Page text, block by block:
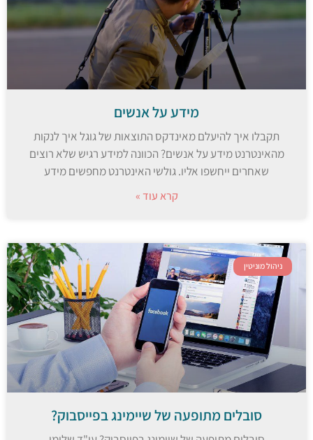
מידע על אנשים
תקבלו איך להיעלם מאינדקס התוצאות של גוגל איך לנקות
מהאינטרנט מידע על אנשים? הכוונה למידע רגיש שלא רוצים
שאחרים ייחשפו אליו. גולשי האינטרנט מחפשים מידע
קרא עוד »
ניהול מוניטין
סובלים מתופעה של שיימינג בפייסבוק?